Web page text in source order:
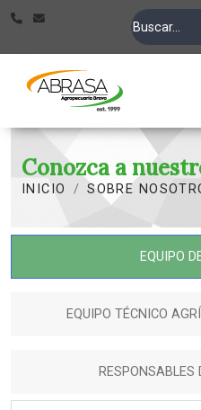
Conozca a
INICIO SOBRE
EQUIPO
EQUIPO TÉCNICO
RESPONSABLES